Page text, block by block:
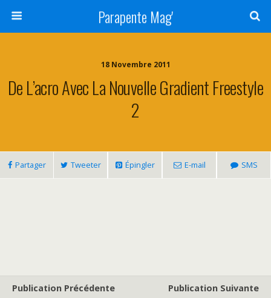
Parapente Mag'
18 Novembre 2011
De L’acro Avec La Nouvelle Gradient Freestyle
2
Partager Tweeter Épingler E-mail SMS
Publication Précédente
Publication Suivante